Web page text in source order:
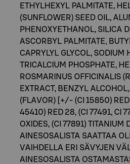
ETHYLHEXYL PALMITATE,
(SUNFLOWER) SEED OIL,
PHENOXYETHANOL, SILICA
ASCORBYL PALMITATE,
CAPRYLYL GLYCOL, SODIUM
TRICALCIUM PHOSPHATE,
ROSMARINUS OFFICINALIS
EXTRACT, BENZYL
(FLAVOR) [+/- (CI 15850) RED
45410) RED 28, (CI 77491, CI
OXIDES, (CI 77891) TITANIUM
AINESOSALISTA SAATTAA
VAIHDELLA ERI SÄVYJEN
AINESOSALISTA